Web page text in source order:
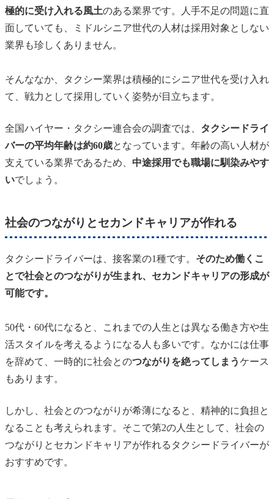
極的に受け入れる風土のある業界です。人手不足の問題に直
面していても、ミドルシニア世代の人材は採用対象としない
業界も珍しくありません。
そんななか、タクシー業界は積極的にシニア世代を受け入れ
て、戦力として採用していく姿勢が目立ちます。
全国ハイヤー・タクシー連合会の調査では、 タクシードライ
バーの平均年齢は約60歳となっています。年齢の高い人材が
支えている業界であるため、 中途採用でも職場に馴染みやす
いでしょう。
社会のつながりとセカンドキャリアが作れる
タクシードライバーは、接客業の1種です。 そのため働くこ
とで社会とのつながりが生まれ、セカンドキャリアの形成が
可能です。
50代・60代になると、これまでの人生とは異なる働き方や生
活スタイルを考えるようになる人も多いです。なかには仕事
を辞めて、一時的に社会とのつながりを絶ってしまうケース
もあります。
しかし、社会とのつながりが希薄になると、精神的に負担と
なることも考えられます。そこで第2の人生として、社会の
つながりとセカンドキャリアが作れるタクシードライバーが
おすすめです。